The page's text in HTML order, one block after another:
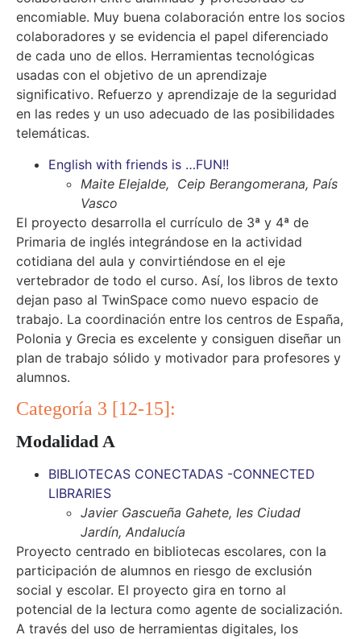
encomiable. Muy buena colaboración entre los socios
colaboradores y se evidencia el papel diferenciado
de cada uno de ellos. Herramientas tecnológicas
usadas con el objetivo de un aprendizaje
significativo. Refuerzo y aprendizaje de la seguridad
en las redes y un uso adecuado de las posibilidades
telemáticas.
English with friends is …FUN!!
Maite Elejalde, Ceip Berangomerana, País
Vasco
El proyecto desarrolla el currículo de 3ª y 4ª de
Primaria de inglés integrándose en la actividad
cotidiana del aula y convirtiéndose en el eje
vertebrador de todo el curso. Así, los libros de texto
dejan paso al TwinSpace como nuevo espacio de
trabajo. La coordinación entre los centros de España,
Polonia y Grecia es excelente y consiguen diseñar un
plan de trabajo sólido y motivador para profesores y
alumnos.
Categoría 3 [12-15]:
Modalidad A
BIBLIOTECAS CONECTADAS -CONNECTED
LIBRARIES
Javier Gascueña Gahete, Ies Ciudad
Jardín, Andalucía
Proyecto centrado en bibliotecas escolares, con la
participación de alumnos en riesgo de exclusión
social y escolar. El proyecto gira en torno al
potencial de la lectura como agente de socialización.
A través del uso de herramientas digitales, los